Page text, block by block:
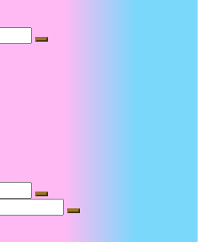
Suche
Suche
Suche